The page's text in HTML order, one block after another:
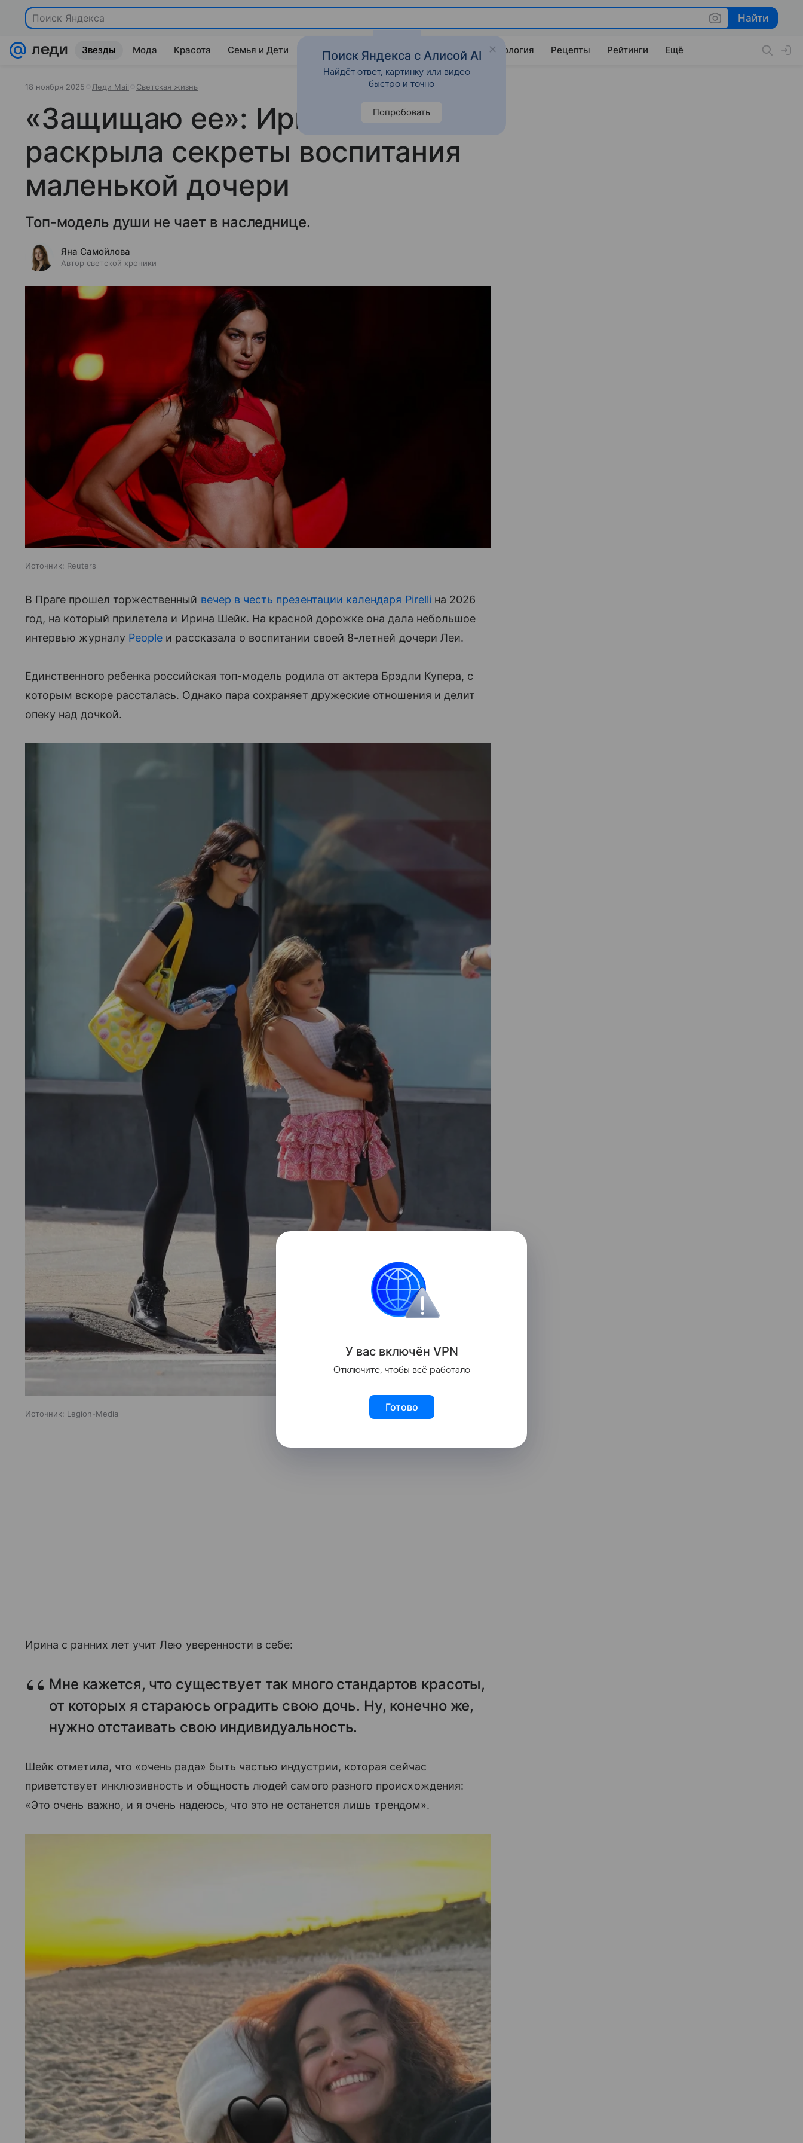
Поиск Яндекса Найти
Найти
Звезды Мода Красота Семья и Дети Дом Гороскопы Стиль жизни Психология Рецепты Рейтинги Ещё
18 ноября 2025 Леди Mail Светская жизнь
«Защищаю ее»: Ирина Шейк
раскрыла секреты воспитания
маленькой дочери
Топ-модель души не чает в наследнице.
Яна Самойлова
Автор светской хроники
Источник: Reuters
В Праге прошел торжественный вечер в честь презентации календаря Pirelli на 2026
год, на который прилетела и Ирина Шейк. На красной дорожке она дала небольшое
интервью журналу People и рассказала о воспитании своей 8-летней дочери Леи.
Единственного ребенка российская топ-модель родила от актера Брэдли Купера, с
которым вскоре рассталась. Однако пара сохраняет дружеские отношения и делит
опеку над дочкой.
Источник: Legion-Media
Ирина с ранних лет учит Лею уверенности в себе:
Мне кажется, что существует так много стандартов красоты,
от которых я стараюсь оградить свою дочь. Ну, конечно же,
нужно отстаивать свою индивидуальность.
Шейк отметила, что «очень рада» быть частью индустрии, которая сейчас
приветствует инклюзивность и общность людей самого разного происхождения:
«Это очень важно, и я очень надеюсь, что это не останется лишь трендом».
У вас включён VPN
Отключите, чтобы всё работало
Готово
Поиск Яндекса с Алисой AI
Найдёт ответ, картинку или видео —
быстро и точно
Попробовать